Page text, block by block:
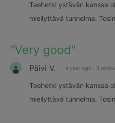
Teehetki ystävän kanssa
miellyttävä tunnelma.
"Very good"
Päivi V. a year ago · 3
Teehetki ystävän kanssa
miellyttävä tunnelma.